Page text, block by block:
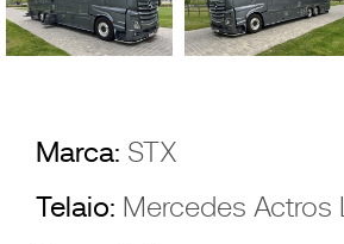
Marca: STX
Telaio: Mercedes Actros L